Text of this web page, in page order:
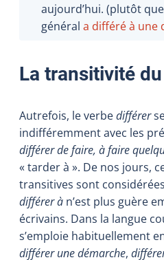
aujourd’hui. (plutôt
général a différé à une
La transitivité
Autrefois, le verbedifférer
indifféremment avec les
différer de faire, à faire
« tarder à ». De nos jours,
transitives sont
différer à n’est plus guère
écrivains. Dans la langue
s’emploie habituellement
différer une démarche,